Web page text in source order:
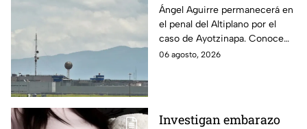
permanecerá Ángel
Aguirre por caso
Ayotzinapa
Ángel Aguirre permanecerá en
el penal del Altiplano por el
caso de Ayotzinapa. Conoce
dónde está, cómo es esta
06 agosto, 2026
Investigan embarazo